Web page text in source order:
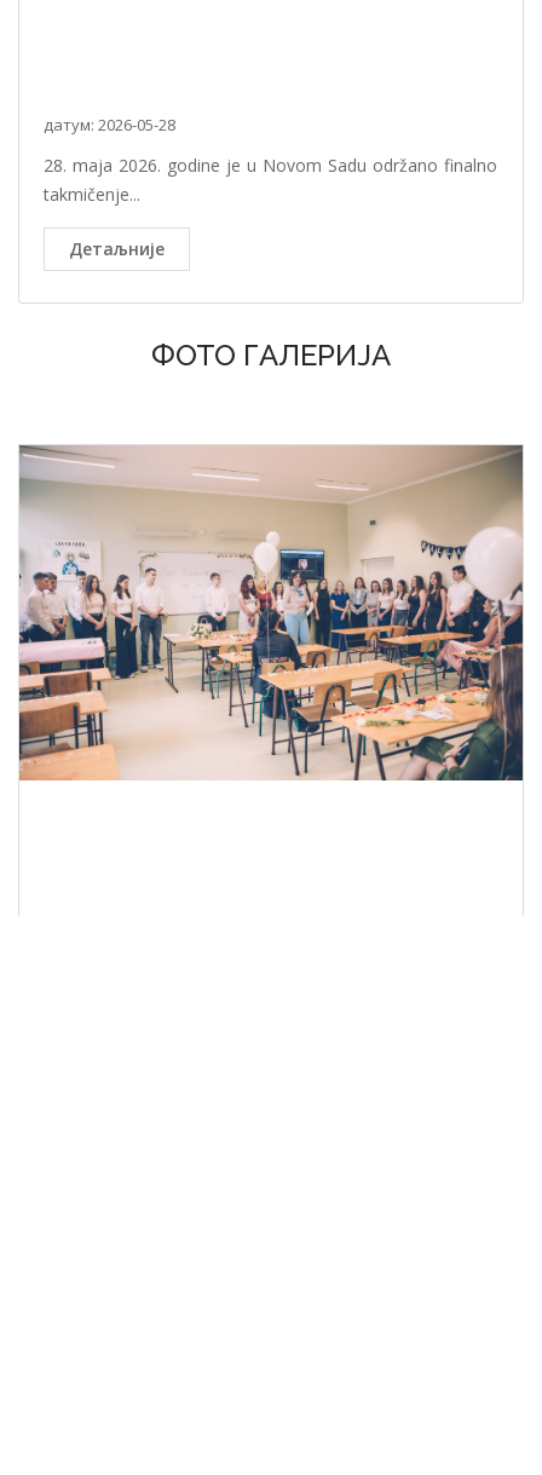
датум: 2026-05-28
28. maja 2026. godine je u Novom Sadu održano finalno
takmičenje...
Детаљније
ФОТО ГАЛЕРИЈА